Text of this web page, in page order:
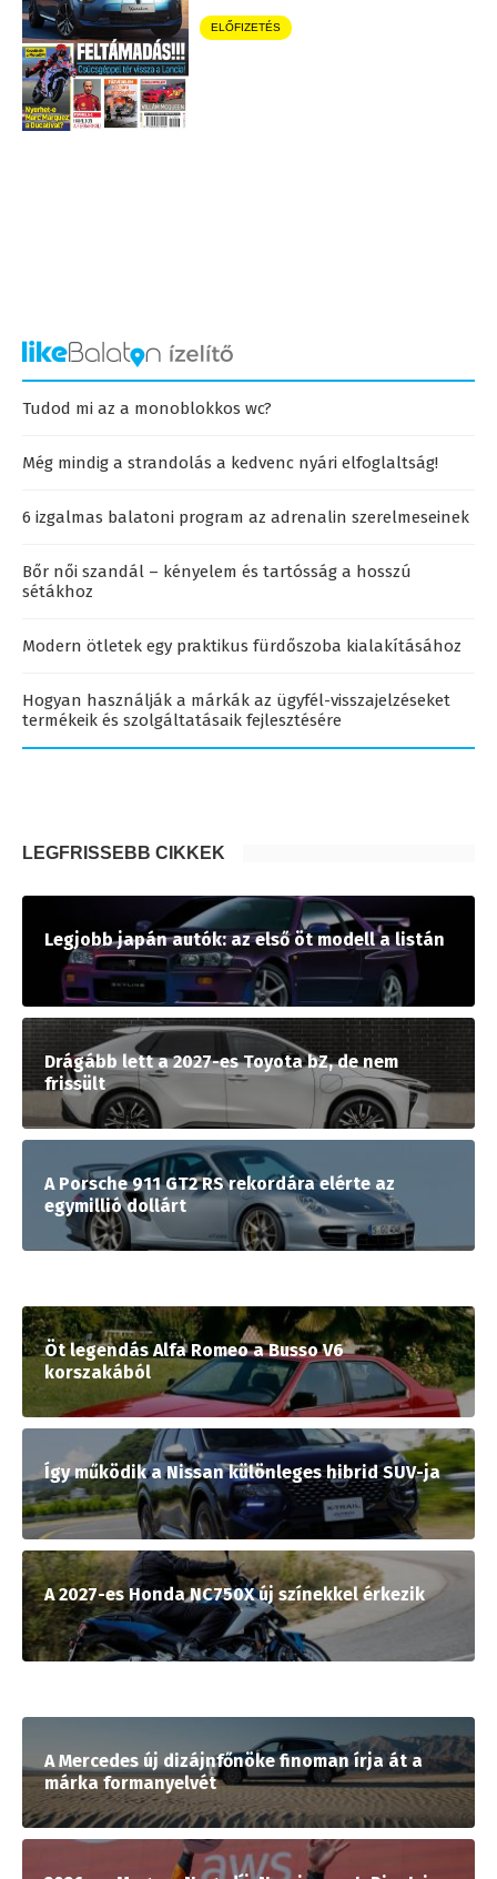
ELŐFIZETÉS
Tudod mi az a monoblokkos wc?
Még mindig a strandolás a kedvenc nyári elfoglaltság!
6 izgalmas balatoni program az adrenalin szerelmeseinek
Bőr női szandál – kényelem és tartósság a hosszú
sétákhoz
Modern ötletek egy praktikus fürdőszoba kialakításához
Hogyan használják a márkák az ügyfél-visszajelzéseket
termékeik és szolgáltatásaik fejlesztésére
LEGFRISSEBB CIKKEK
Legjobb japán autók: az első öt modell a listán
Drágább lett a 2027-es Toyota bZ, de nem
frissült
A Porsche 911 GT2 RS rekordára elérte az
egymillió dollárt
Öt legendás Alfa Romeo a Busso V6
korszakából
Így működik a Nissan különleges hibrid SUV-ja
A 2027-es Honda NC750X új színekkel érkezik
A Mercedes új dizájnfőnöke finoman írja át a
márka formanyelvét